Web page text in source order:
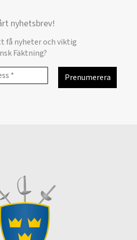
nyhetsbrev!
få nyheter och viktig
Fäktning?